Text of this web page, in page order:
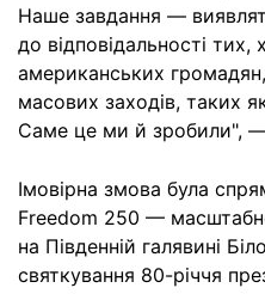
Наше завдання —
до відповідальності
американських
масових заходів, таких
Саме це ми й зробили",
Імовірна змова була
Freedom 250 —
на Південній галявині
святкування 80-річчя